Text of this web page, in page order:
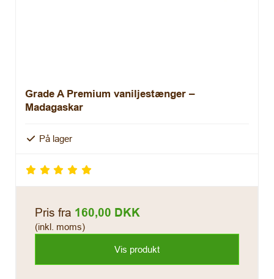
Grade A Premium vaniljestænger –
Madagaskar
På lager
Pris fra 160,00 DKK
(inkl. moms)
Vis produkt